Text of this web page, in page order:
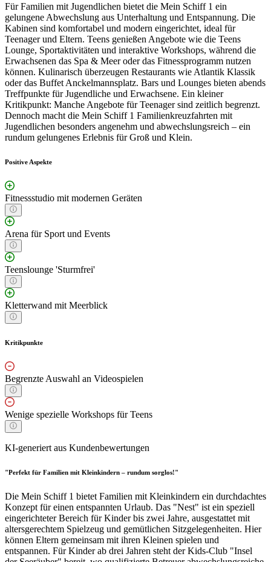
Für Familien mit Jugendlichen bietet die Mein Schiff 1 ein
gelungene Abwechslung aus Unterhaltung und Entspannung. Die
Kabinen sind komfortabel und modern eingerichtet, ideal für
Teenager und Eltern. Teens genießen Angebote wie die Teens
Lounge, Sportaktivitäten und interaktive Workshops, während die
Erwachsenen das Spa & Meer oder das Fitnessprogramm nutzen
können. Kulinarisch überzeugen Restaurants wie Atlantik Klassik
oder das Buffet Anckelmannsplatz. Bars und Lounges bieten abends
Treffpunkte für Jugendliche und Erwachsene. Ein kleiner
Kritikpunkt: Manche Angebote für Teenager sind zeitlich begrenzt.
Dennoch macht die Mein Schiff 1 Familienkreuzfahrten mit
Jugendlichen besonders angenehm und abwechslungsreich – ein
rundum gelungenes Erlebnis für Groß und Klein.
Positive Aspekte
Fitnessstudio mit modernen Geräten
Arena für Sport und Events
Teenslounge 'Sturmfrei'
Kletterwand mit Meerblick
Kritikpunkte
Begrenzte Auswahl an Videospielen
Wenige spezielle Workshops für Teens
KI-generiert aus Kundenbewertungen
"Perfekt für Familien mit Kleinkindern – rundum sorglos!"
Die Mein Schiff 1 bietet Familien mit Kleinkindern ein durchdachtes
Konzept für einen entspannten Urlaub. Das "Nest" ist ein speziell
eingerichteter Bereich für Kinder bis zwei Jahre, ausgestattet mit
altersgerechtem Spielzeug und gemütlichen Sitzgelegenheiten. Hier
können Eltern gemeinsam mit ihren Kleinen spielen und
entspannen. Für Kinder ab drei Jahren steht der Kids-Club "Insel